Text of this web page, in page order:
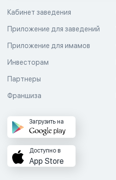
Кабинет заведения
Приложение для заведений
Приложение для имамов
Инвесторам
Партнеры
Франшиза
Загрузить на
Доступно в
App Store